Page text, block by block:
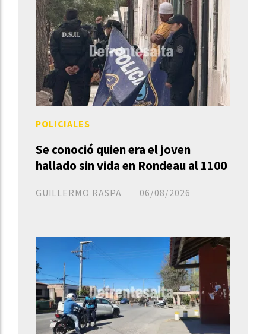
Se conoció quien era el joven
hallado sin vida en Rondeau al 1100
GUILLERMO RASPA
POLICIALES
06/08/2026